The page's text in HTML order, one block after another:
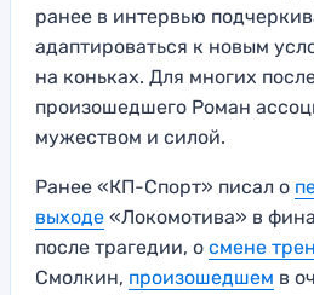
ранее в интервью
адаптироваться к новым
на коньках. Для многих
произошедшего Роман
мужеством и силой.
Ранее «КП-Спорт» писал о
выходе «Локомотива» в
после трагедии, о смене
Смолкин, произошедшем в